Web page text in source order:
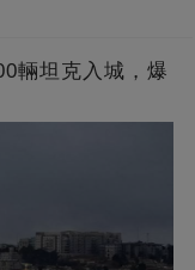
輛坦克入城，爆